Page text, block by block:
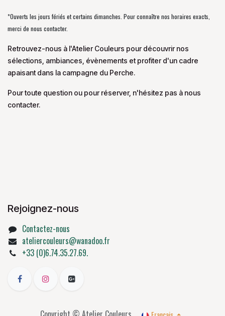
*Ouverts les jours fériés et certains dimanches. Pour connaître nos horaires exacts,
merci de nous contacter.
Retrouvez-nous à l'Atelier Couleurs pour découvrir nos
sélections, ambiances, évènements et profiter d'un cadre
apaisant dans la campagne du Perche.
Pour toute question ou pour réserver, n'hésitez pas à nous
contacter.
Rejoignez-nous
Contactez-nous
ateliercouleurs@wanadoo.fr
+33 (0)6.74.35.27.69.